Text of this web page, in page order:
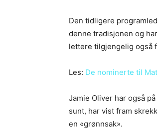
Den tidligere
denne tradisjonen og
lettere tilgjengelig også
Les: De nominerte til
Jamie Oliver har også
sunt, har vist fram
en «grønnsak».